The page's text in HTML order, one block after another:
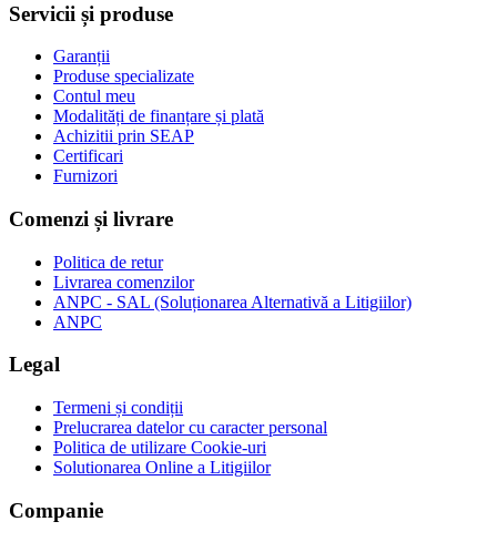
Servicii și produse
Garanții
Produse specializate
Contul meu
Modalități de finanțare și plată
Achizitii prin SEAP
Certificari
Furnizori
Comenzi și livrare
Politica de retur
Livrarea comenzilor
ANPC - SAL (Soluționarea Alternativă a Litigiilor)
ANPC
Legal
Termeni și condiții
Prelucrarea datelor cu caracter personal
Politica de utilizare Cookie-uri
Solutionarea Online a Litigiilor
Companie